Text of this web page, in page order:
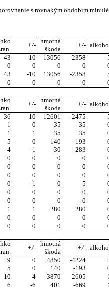
s rovnakým obdobím
+/-
hmotná
škoda
+/-
43 -10 13056 -2358
0 0 0 0
43 -10 13056 -2358
0 0 0 0
+/-
hmotná
škoda
+/-
36 -10 12601 -2475
1 0 35 35
1 1 35 35
5 0 140 -193
4 -1 30 -283
0 0 0 0
0 0 0 0
0 0 0 0
0 -1 0 -5
0 0 0 0
0 0 0 0
1 1 280 280
0 0 0 0
0 0 0 0
+/-
hmotná
škoda
+/-
9 0 4850 -4224
5 0 140 -193
10 4 3870 2605
6 -6 401 -669